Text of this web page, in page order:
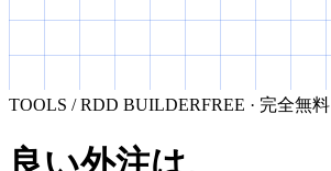
TOOLS / RDD BUILDERFREE · 完全無料